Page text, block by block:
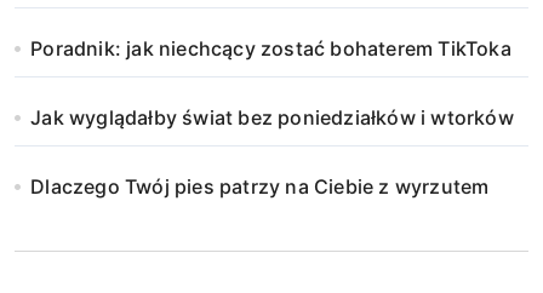
Poradnik: jak niechcący zostać bohaterem TikToka
Jak wyglądałby świat bez poniedziałków i wtorków
Dlaczego Twój pies patrzy na Ciebie z wyrzutem